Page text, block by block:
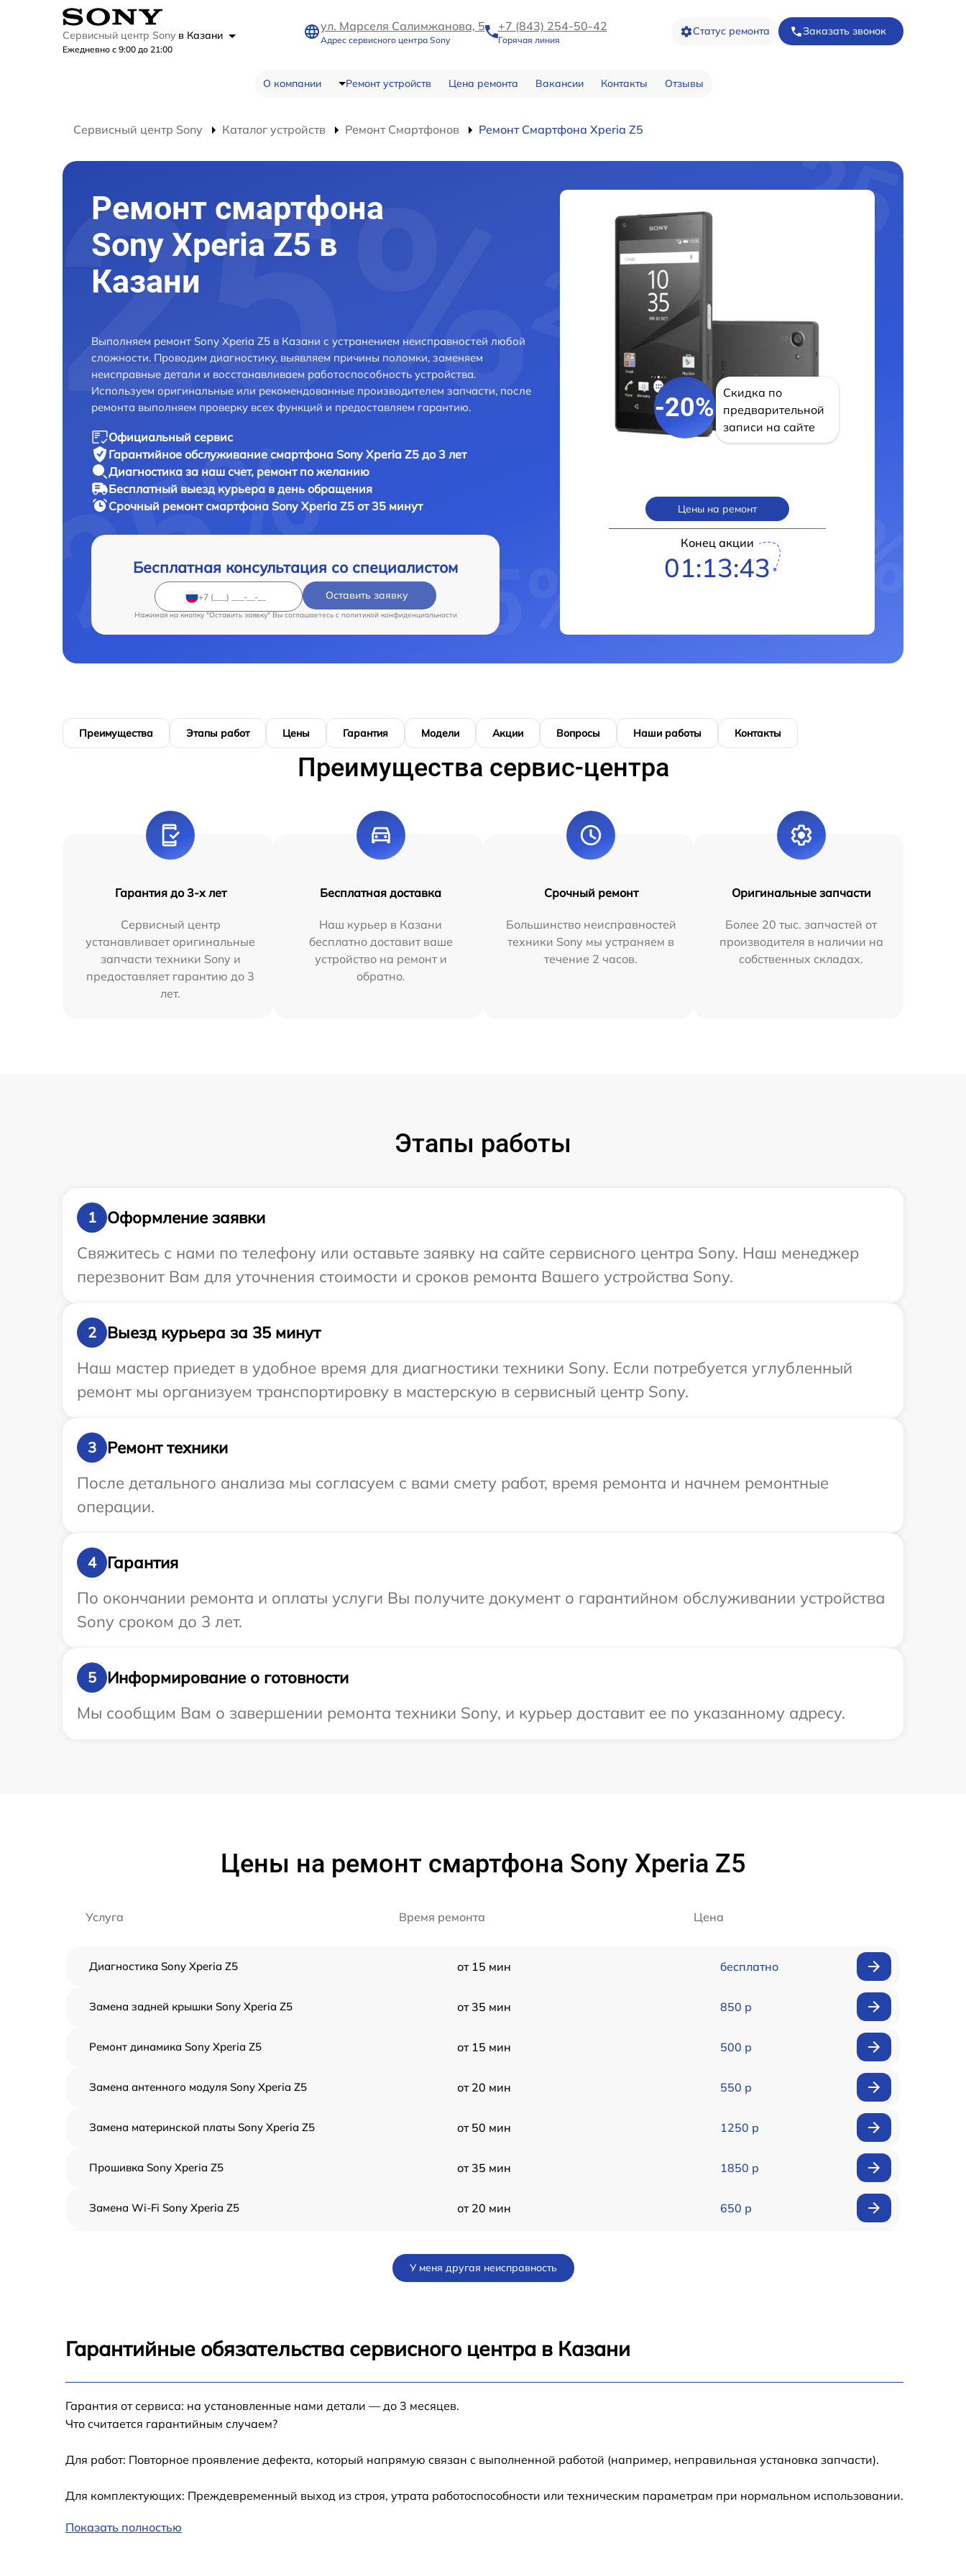
Сервисный центр Sony в Казани
Ежедневно с 9:00 до 21:00
ул. Марселя Салимжанова, 5
Адрес сервисного центра Sony
+7 (843) 254-50-42
Горячая линия
Статус ремонта Заказать звонок
О компании Ремонт устройств Цена ремонта Вакансии Контакты Отзывы
Сервисный центр Sony Каталог устройств Ремонт Смартфонов Ремонт Смартфона Xperia Z5
Ремонт смартфона
Sony Xperia Z5 в
Казани
Выполняем ремонт Sony Xperia Z5 в Казани с устранением неисправностей любой
сложности. Проводим диагностику, выявляем причины поломки, заменяем
неисправные детали и восстанавливаем работоспособность устройства.
Используем оригинальные или рекомендованные производителем запчасти, после
ремонта выполняем проверку всех функций и предоставляем гарантию.
Официальный сервис
Гарантийное обслуживание смартфона Sony Xperia Z5 до 3 лет
Диагностика за наш счет, ремонт по желанию
Бесплатный выезд курьера в день обращения
Срочный ремонтсмартфона Sony Xperia Z5 от 35 минут
Бесплатная консультация со специалистом
Оставить заявку
Нажимая на кнопку "Оставить заявку" Вы соглашаетесь c политикой конфиденциальности
-20%
Скидка по
предварительной
записи на сайте
Цены на ремонт
Конец акции
01:13:42
Преимущества Этапы работ Цены Гарантия Модели Акции Вопросы Наши работы Контакты
Преимущества сервис-центра
Гарантия до 3-х лет
Сервисный центр
устанавливает оригинальные
запчасти техники Sony и
предоставляет гарантию до 3
лет.
Бесплатная доставка
Наш курьер в Казани
бесплатно доставит ваше
устройство на ремонт и
обратно.
Срочный ремонт
Большинство неисправностей
техники Sony мы устраняем в
течение 2 часов.
Оригинальные запчасти
Более 20 тыс. запчастей от
производителя в наличии на
собственных складах.
Этапы работы
1
Оформление заявки
Свяжитесь с нами по телефону или оставьте заявку на сайте сервисного центра Sony. Наш менеджер
перезвонит Вам для уточнения стоимости и сроков ремонта Вашего устройства Sony.
2
Выезд курьера за 35 минут
Наш мастер приедет в удобное время для диагностики техники Sony. Если потребуется углубленный
ремонт мы организуем транспортировку в мастерскую в сервисный центр Sony.
3
Ремонт техники
После детального анализа мы согласуем с вами смету работ, время ремонта и начнем ремонтные
операции.
4
Гарантия
По окончании ремонта и оплаты услуги Вы получите документ о гарантийном обслуживании устройства
Sony сроком до 3 лет.
5
Информирование о готовности
Мы сообщим Вам о завершении ремонта техники Sony, и курьер доставит ее по указанному адресу.
Цены на ремонт смартфона Sony Xperia Z5
Услуга Время ремонта Цена
Диагностика Sony Xperia Z5 от 15 мин бесплатно
Замена задней крышки Sony Xperia Z5 от 35 мин 850 р
Ремонт динамика Sony Xperia Z5 от 15 мин 500 р
Замена антенного модуля Sony Xperia Z5 от 20 мин 550 р
Замена материнской платы Sony Xperia Z5 от 50 мин 1250 р
Прошивка Sony Xperia Z5 от 35 мин 1850 р
Замена Wi-Fi Sony Xperia Z5 от 20 мин 650 р
Замена держателя карты памяти Sony Xperia
от 15 мин
Xperia Z5
Z5
от 30 мин 700 р
Замена межплатного шлейфа Sony Xperia Z5
У меня другая неисправность
Гарантийные обязательства сервисного центра в Казани
Гарантия от сервиса: на установленные нами детали — до 3 месяцев.
Что считается гарантийным случаем?
Для работ: Повторное проявление дефекта, который напрямую связан с выполненной работой (например, неправильная установка запчасти).
Для комплектующих: Преждевременный выход из строя, утрата работоспособности или техническим параметрам при нормальном использовании.
Показать полностью